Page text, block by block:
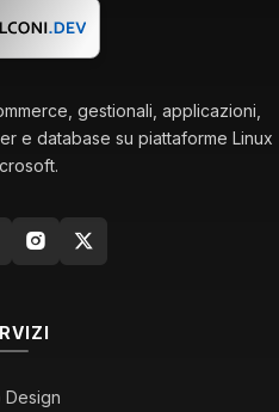
gestionali, applicazioni,
e database su piattaforme Linux
Design